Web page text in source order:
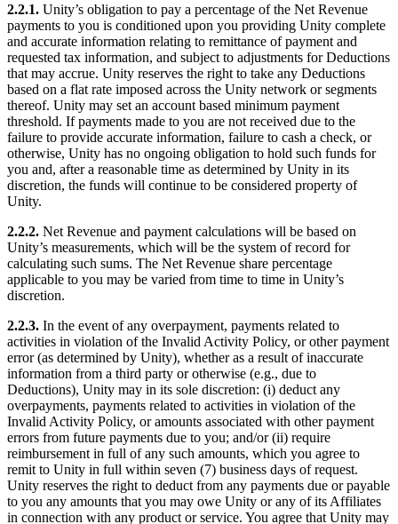
2.2.1. Unity’s obligation to pay a percentage of the Net Revenue
payments to you is conditioned upon you providing Unity complete
and accurate information relating to remittance of payment and
requested tax information, and subject to adjustments for Deductions
that may accrue. Unity reserves the right to take any Deductions
based on a flat rate imposed across the Unity network or segments
thereof. Unity may set an account based minimum payment
threshold. If payments made to you are not received due to the
failure to provide accurate information, failure to cash a check, or
otherwise, Unity has no ongoing obligation to hold such funds for
you and, after a reasonable time as determined by Unity in its
discretion, the funds will continue to be considered property of
Unity.
2.2.2. Net Revenue and payment calculations will be based on
Unity’s measurements, which will be the system of record for
calculating such sums. The Net Revenue share percentage
applicable to you may be varied from time to time in Unity’s
discretion.
2.2.3. In the event of any overpayment, payments related to
activities in violation of the Invalid Activity Policy, or other payment
error (as determined by Unity), whether as a result of inaccurate
information from a third party or otherwise (e.g., due to
Deductions), Unity may in its sole discretion: (i) deduct any
overpayments, payments related to activities in violation of the
Invalid Activity Policy, or amounts associated with other payment
errors from future payments due to you; and/or (ii) require
reimbursement in full of any such amounts, which you agree to
remit to Unity in full within seven (7) business days of request.
Unity reserves the right to deduct from any payments due or payable
to you any amounts that you may owe Unity or any of its Affiliates
in connection with any product or service. You agree that Unity may